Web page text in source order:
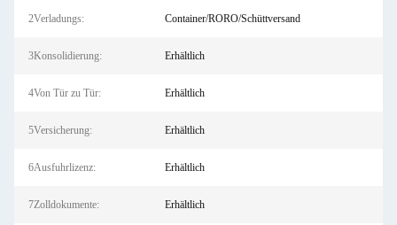
2Verladungs: Container/RORO/Schüttversand
3Konsolidierung: Erhältlich
4Von Tür zu Tür: Erhältlich
5Versicherung: Erhältlich
6Ausfuhrlizenz: Erhältlich
7Zolldokumente: Erhältlich